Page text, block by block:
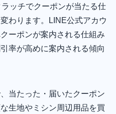
ッチでクーポンが当たる仕
わります。LINE公式アカウ
ーポンが案内される仕組み
率が高めに案内される傾向
当たった・届いたクーポン
生地やミシン周辺用品を買